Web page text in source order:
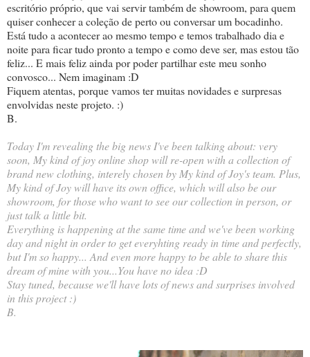
escritório próprio, que vai servir também de showroom, para quem
quiser conhecer a coleção de perto ou conversar um bocadinho.
Está tudo a acontecer ao mesmo tempo e temos trabalhado dia e
noite para ficar tudo pronto a tempo e como deve ser, mas estou tão
feliz... E mais feliz ainda por poder partilhar este meu sonho
convosco... Nem imaginam :D
Fiquem atentas, porque vamos ter muitas novidades e surpresas
envolvidas neste projeto. :)
B.
Today I'm revealing the big news I've been talking about: very
soon, My kind of joy online shop will re-open with a collection of
brand new clothing, interely chosen by My kind of Joy's team. Plus,
My kind of Joy will have its own office, which will also be our
showroom, for those who want to see our collection in person, or
just talk a little bit.
Everything is happening at the same time and we've been working
day and night in order to get everyhting ready in time and perfectly,
but I'm so happy... And even more happy to be able to share this
dream of mine with you...You have no idea :D
Stay tuned, because we'll have lots of news and surprises involved
in this project :)
B.